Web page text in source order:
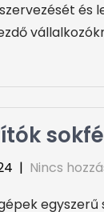
és
| Nincs